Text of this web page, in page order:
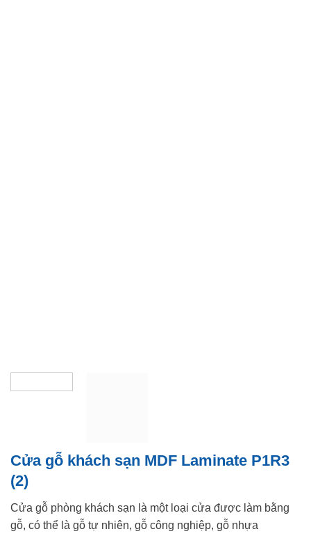
Cửa gỗ khách sạn MDF Laminate P1R3
(2)
Cửa gỗ phòng khách sạn là một loại cửa được làm bằng
gỗ, có thể là gỗ tự nhiên, gỗ công nghiệp, gỗ nhựa